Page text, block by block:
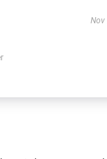
Nov